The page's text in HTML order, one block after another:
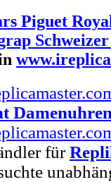
Piguet
für